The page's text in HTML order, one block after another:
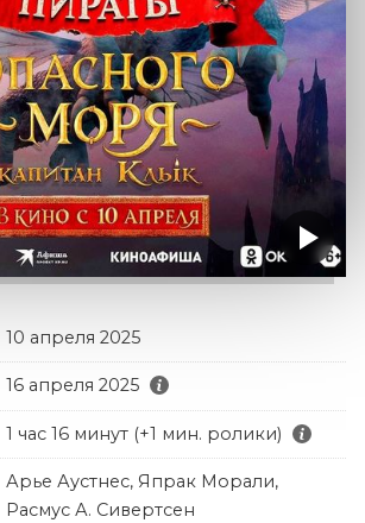
10 апреля 2025
16 апреля 2025
1 час 16 минут (+1 мин. ролики)
Арье Аустнес, Япрак Морали,
Расмус А. Сивертсен